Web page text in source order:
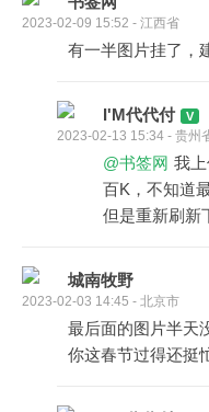
2023-02-09 15:52 - 江西省
有一半图片挂了，
I'M代代付
2023-02-13 15:34 - 贵州
@书签网 我
百K，不知道
但是重新刷新
城南牧野
2023-02-03 14:45 - 北京市
最后面的图片半天
你这春节过得还挺